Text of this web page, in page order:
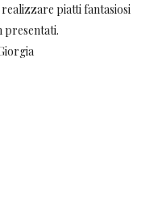
piatti fantasiosi
presentati.